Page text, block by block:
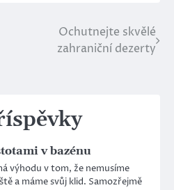
Ochutnejte skvělé
zahraniční dezerty
v bazénu
výhodu v tom, že nemusíme
a máme svůj klid. Samozřejmě